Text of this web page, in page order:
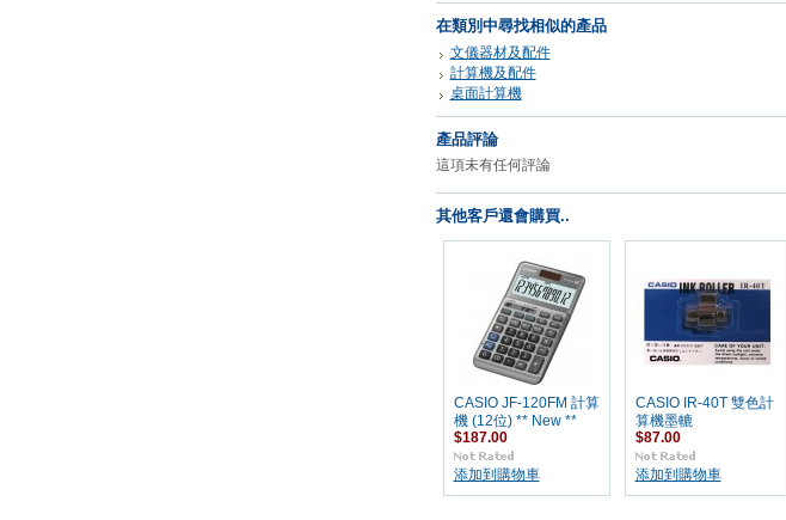
在類別中尋找相似的產品
文儀器材及配件
計算機及配件
桌面計算機
產品評論
這項未有任何評論
其他客戶還會購買..
CASIO JF-120FM 計算
機 (12位) ** New **
$187.00
添加到購物車
CASIO IR-40T 雙色計
算機墨轆
$87.00
添加到購物車